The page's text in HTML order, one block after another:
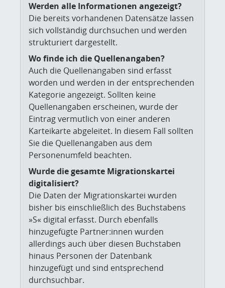
Werden alle Informationen angezeigt?
Die bereits vorhandenen Datensätze lassen
sich vollständig durchsuchen und werden
strukturiert dargestellt.
Wo finde ich die Quellenangaben?
Auch die Quellenangaben sind erfasst
worden und werden in der entsprechenden
Kategorie angezeigt. Sollten keine
Quellenangaben erscheinen, wurde der
Eintrag vermutlich von einer anderen
Karteikarte abgeleitet. In diesem Fall sollten
Sie die Quellenangaben aus dem
Personenumfeld beachten.
Wurde die gesamte Migrationskartei
digitalisiert?
Die Daten der Migrationskartei wurden
bisher bis einschließlich des Buchstabens
»S« digital erfasst. Durch ebenfalls
hinzugefügte Partner:innen wurden
allerdings auch über diesen Buchstaben
hinaus Personen der Datenbank
hinzugefügt und sind entsprechend
durchsuchbar.